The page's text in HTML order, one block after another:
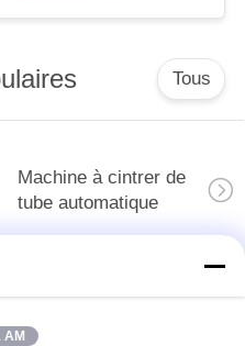
Tous
Machine à cintrer de
tube automatique
Machine à cintrer de
AM